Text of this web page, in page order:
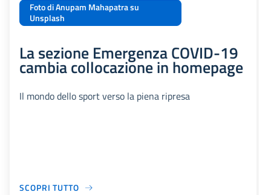
Foto di Anupam Mahapatra su
Unsplash
La sezione Emergenza COVID-19
cambia collocazione in homepage
Il mondo dello sport verso la piena ripresa
SCOPRI TUTTO